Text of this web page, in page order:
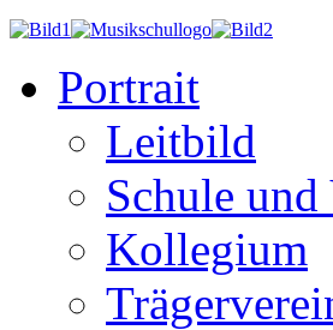
Portrait
Leitbild
Schule
Kollegium